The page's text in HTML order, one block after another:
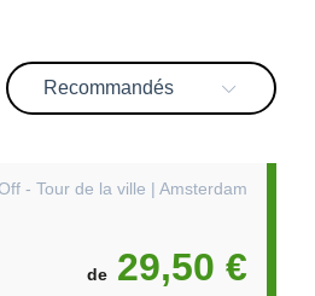
Recommandés
- Tour de la ville | Amsterdam
de 29,50 €